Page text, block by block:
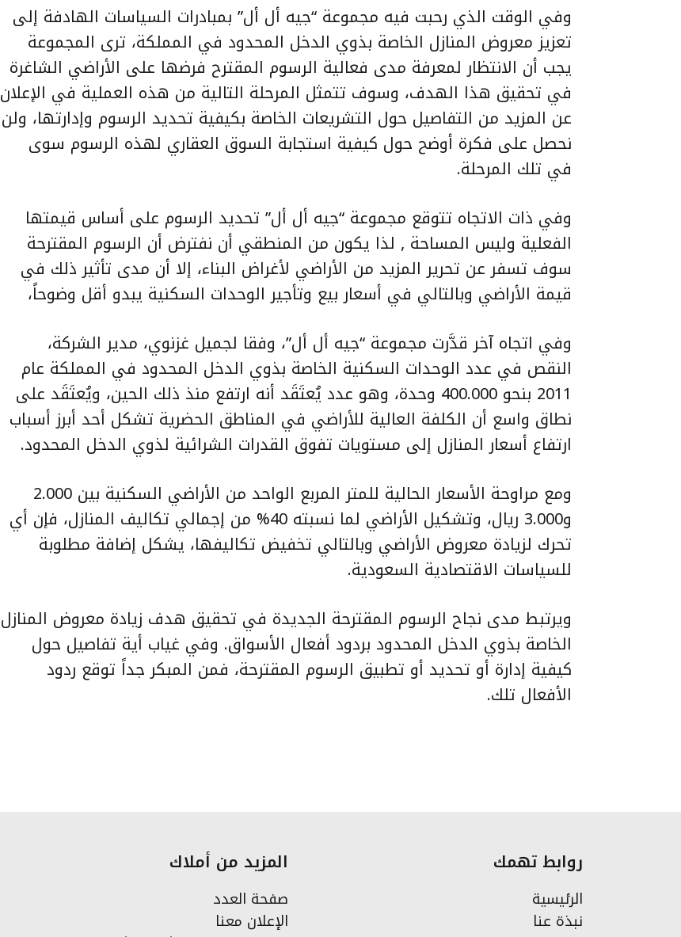
وفي الوقت الذي رحبت فيه مجموعة “جيه أل أل” بمبادرات السياسات الهادفة إلى
تعزيز معروض المنازل الخاصة بذوي الدخل المحدود في المملكة، ترى المجموعة
يجب أن الانتظار لمعرفة مدى فعالية الرسوم المقترح فرضها على الأراضي الشاغرة
في تحقيق هذا الهدف، وسوف تتمثل المرحلة التالية من هذه العملية في الإعلان
عن المزيد من التفاصيل حول التشريعات الخاصة بكيفية تحديد الرسوم وإدارتها، ولن
نحصل على فكرة أوضح حول كيفية استجابة السوق العقاري لهذه الرسوم سوى
في تلك المرحلة.
وفي ذات الاتجاه تتوقع مجموعة “جيه أل أل” تحديد الرسوم على أساس قيمتها
الفعلية وليس المساحة , لذا يكون من المنطقي أن نفترض أن الرسوم المقترحة
سوف تسفر عن تحرير المزيد من الأراضي لأغراض البناء، إلا أن مدى تأثير ذلك في
قيمة الأراضي وبالتالي في أسعار بيع وتأجير الوحدات السكنية يبدو أقل وضوحاً،
وفي اتجاه آخر قدَّرت مجموعة “جيه أل أل”، وفقا لجميل غزنوي، مدير الشركة،
النقص في عدد الوحدات السكنية الخاصة بذوي الدخل المحدود في المملكة عام
2011 بنحو 400.000 وحدة، وهو عدد يُعتَقَد أنه ارتفع منذ ذلك الحين، ويُعتَقَد على
نطاق واسع أن الكلفة العالية للأراضي في المناطق الحضرية تشكل أحد أبرز أسباب
ارتفاع أسعار المنازل إلى مستويات تفوق القدرات الشرائية لذوي الدخل المحدود.
ومع مراوحة الأسعار الحالية للمتر المربع الواحد من الأراضي السكنية بين 2.000
و3.000 ريال، وتشكيل الأراضي لما نسبته 40% من إجمالي تكاليف المنازل، فإن أي
تحرك لزيادة معروض الأراضي وبالتالي تخفيض تكاليفها، يشكل إضافة مطلوبة
للسياسات الاقتصادية السعودية.
ويرتبط مدى نجاح الرسوم المقترحة الجديدة في تحقيق هدف زيادة معروض المنازل
الخاصة بذوي الدخل المحدود بردود أفعال الأسواق. وفي غياب أية تفاصيل حول
كيفية إدارة أو تحديد أو تطبيق الرسوم المقترحة، فمن المبكر جداً توقع ردود
الأفعال تلك.
روابط تهمك
الرئيسية
نبذة عنا
المزيد من أملاك
صفحة العدد
الإعلان معنا